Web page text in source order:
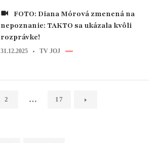
nepoznanie: TAKTO sa ukázala kvôli
rozprávke!
31.12.2025 TV JOJ
2 … 17